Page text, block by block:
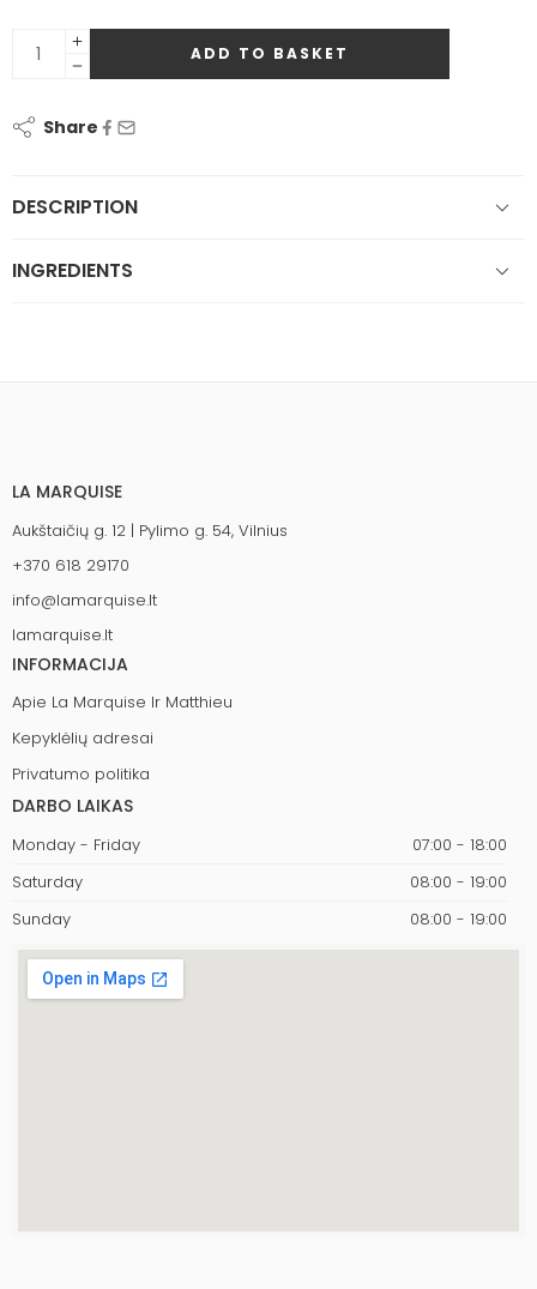
ADD TO BASKET
Share
DESCRIPTION
INGREDIENTS
LA MARQUISE
Aukštaičių g. 12 | Pylimo g. 54, Vilnius
+370 618 29170
info@lamarquise.lt
lamarquise.lt
INFORMACIJA
Apie La Marquise Ir Matthieu
Kepyklėlių adresai
Privatumo politika
DARBO LAIKAS
Monday - Friday
07:00 - 18:00
Saturday
08:00 - 19:00
Sunday
08:00 - 19:00